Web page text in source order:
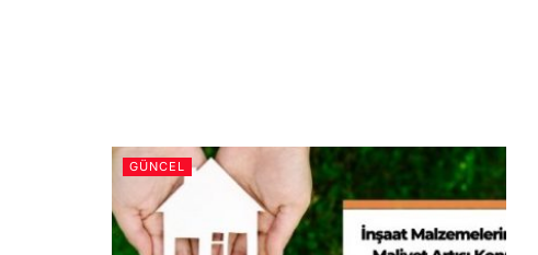
GÜNCEL